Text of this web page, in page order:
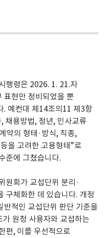
행령은 2026. 1. 21.자
표현만 정비되었을 뿐
. 예컨대 제14조의11 제3항
채용방법, 정년, 인사교류
약의 형태·방식, 직종,
을 고려한 고용형태”로
준에 그쳤습니다.
원회가 교섭단위 분리·
구체화한 데 있습니다. 개정
적인 교섭단위 판단 기준을
원청 사용자와 교섭하는
편, 이를 우선적으로